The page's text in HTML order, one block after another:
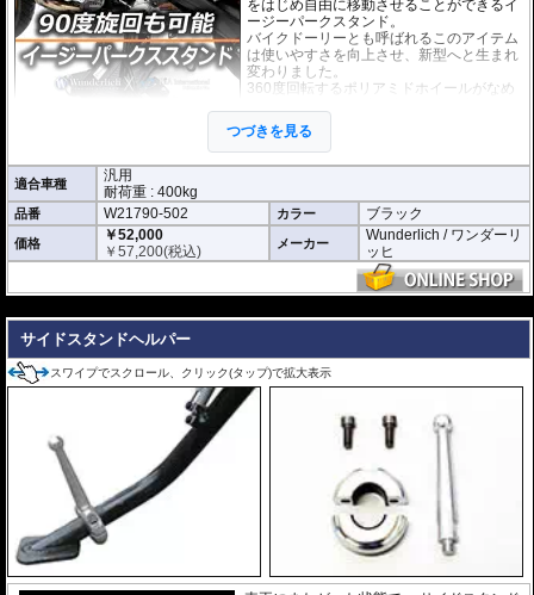
をはじめ自由に移動させることができるイ
ージーパークスタンド。
バイクドーリーとも呼ばれるこのアイテム
は使いやすさを向上させ、新型へと生まれ
変わりました。
360度回転するポリアミドホイールがなめ
ません。女性の方でも簡単に扱えます。イ
ージーパークスタンドの車輪にはロックシ
ステムが2箇所搭載。
またセンタースタンドを立てる際に滑り止めとしてプレートにラバーシートが
設置されて安全面にも高い信頼性があります。
狭い空間での車輌保管には威力を発揮するでしょう。
※商品説明の動画は旧型製品です。使用方法は変わりません。
つづきを見る
適合車種
汎用
耐荷重 : 400kg
品番 W21790-502 カラー ブラック
価格
￥52,000
￥57,200(税込) メーカー
Wunderlich / ワンダーリ
ッヒ
サイドスタンドヘルパー
スワイプでスクロール、クリック(タップ)で拡大表示